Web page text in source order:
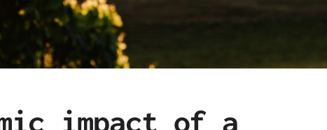
impact of a